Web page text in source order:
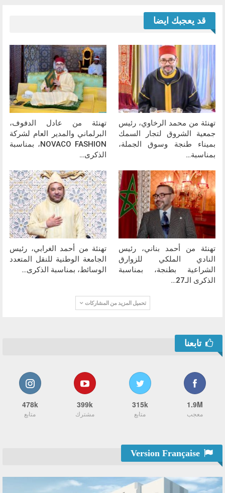
قد يعجبك ايضا
تهنئة من محمد الرخاوي، رئيس
جمعية الشروق لتجار السمك
بميناء طنجة وسوق الجملة،
بمناسبة…
تهنئة من عادل الدفوف،
البرلماني والمدير العام لشركة
NOVACO FASHION، بمناسبة
الذكرى…
تهنئة من أحمد بناني، رئيس
النادي الملكي للزوارق
الشراعية بطنجة، بمناسبة
الذكرى الـ27…
تهنئة من أحمد الغرابي، رئيس
الجامعة الوطنية للنقل المتعدد
الوسائط، بمناسبة الذكرى…
تحميل المزيد من المشاركات
تابعنا
1.9M
معجب
315k
متابع
399k
مشترك
478k
متابع